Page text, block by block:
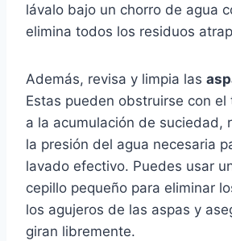
lávalo bajo un chorro de agua
elimina todos los residuos
Además, revisa y limpia las
Estas pueden obstruirse con
a la acumulación de suciedad,
la presión del agua necesaria
lavado efectivo. Puedes usar
cepillo pequeño para eliminar
los agujeros de las aspas y
giran libremente.